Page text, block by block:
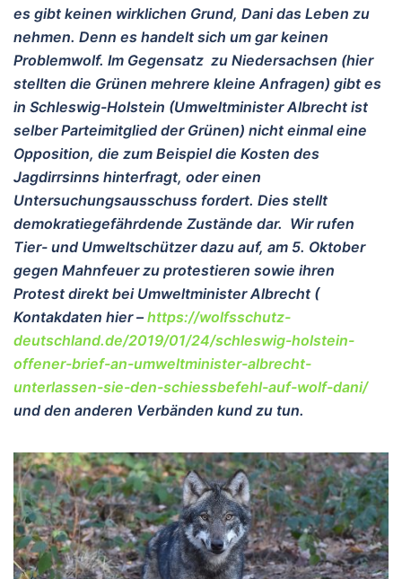
es gibt keinen wirklichen Grund, Dani das Leben zu
nehmen. Denn es handelt sich um gar keinen
Problemwolf. Im Gegensatz zu Niedersachsen (hier
stellten die Grünen mehrere kleine Anfragen) gibt es
in Schleswig-Holstein (Umweltminister Albrecht ist
selber Parteimitglied der Grünen) nicht einmal eine
Opposition, die zum Beispiel die Kosten des
Jagdirrsinns hinterfragt, oder einen
Untersuchungsausschuss fordert. Dies stellt
demokratiegefährdende Zustände dar. Wir rufen
Tier- und Umweltschützer dazu auf, am 5. Oktober
gegen Mahnfeuer zu protestieren sowie ihren
Protest direkt bei Umweltminister Albrecht (
Kontakdaten hier – https://wolfsschutz-
deutschland.de/2019/01/24/schleswig-holstein-
offener-brief-an-umweltminister-albrecht-
unterlassen-sie-den-schiessbefehl-auf-wolf-dani/
und den anderen Verbänden kund zu tun.